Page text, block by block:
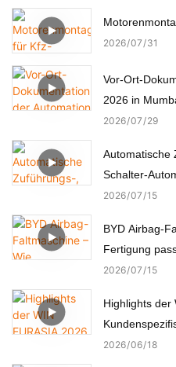
2026 07 31
Vor-Ort-
2026 in
2026 07 29
Automatische
Schalter-
2026 07 15
BYD Airbag-
Fertigung
2026 07 15
Highlights der
für Elektronik,
2026 06 18